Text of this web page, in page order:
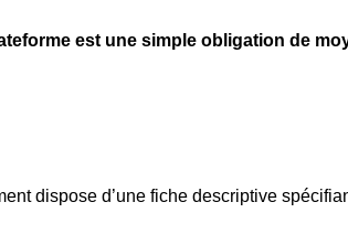
est une simple obligation de
dispose d’une fiche descriptive